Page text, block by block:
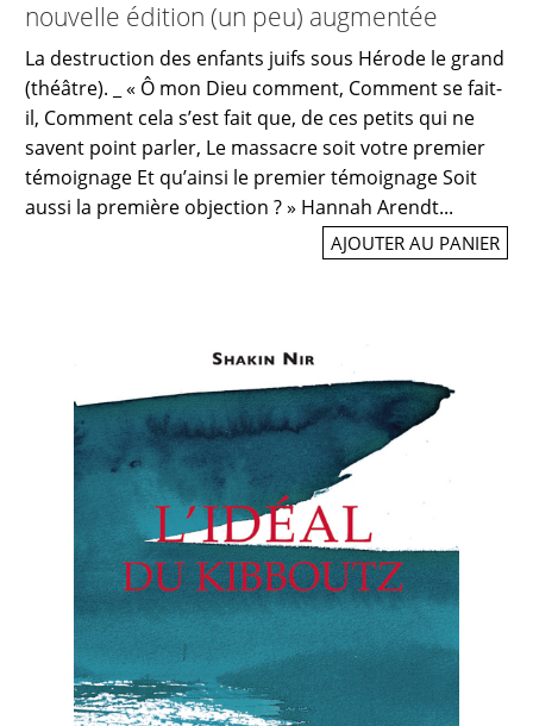
nouvelle édition (un peu) augmentée
La destruction des enfants juifs sous Hérode le grand
(théâtre). _ « Ô mon Dieu comment, Comment se fait-
il, Comment cela s’est fait que, de ces petits qui ne
savent point parler, Le massacre soit votre premier
témoignage Et qu’ainsi le premier témoignage Soit
aussi la première objection ? » Hannah Arendt...
AJOUTER AU PANIER